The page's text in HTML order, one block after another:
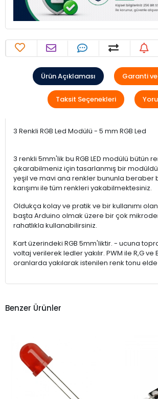
Ürün Açıklaması Garanti
Taksit Seçenekleri
3 Renkli RGB Led Modülü - 5 mm RGB Led
3 renkli 5mm'lik bu RGB LED modülü bütün
çıkarabilmeniz için tasarlanmış bir
yeşil ve mavi ana renkler bununla beraber
karışımı ile tüm renkleri yakabilmektesiniz.
Oldukça kolay ve pratik ve bir kullanımı
başta Arduino olmak üzere bir çok
rahatlıkla kullanabilirsiniz.
Kart üzerindeki RGB 5mm'liktir. - ucuna
voltaj verilerek ledler yakılır. PWM ile R,G ve
oranlarda yakılarak istenilen renk tonu
Benzer Ürünler